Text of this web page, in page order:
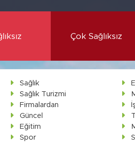
Çok Sağlıksız
Sağlık
Sağlık Turizmi
Firmalardan
Güncel
Eğitim
Spor